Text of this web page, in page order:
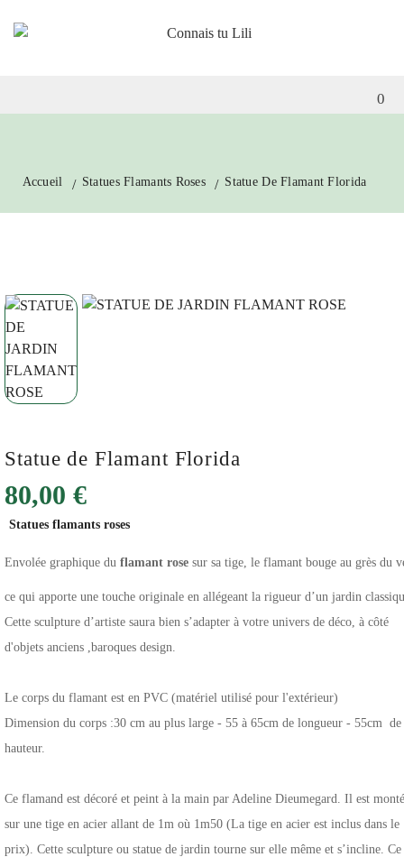
0
Accueil Statues Flamants Roses Statue De Flamant Florida
Statue de Flamant Florida
80,00 €
Statues flamants roses
Envolée graphique du flamant rose sur sa tige, le flamant bouge au grès du
ce qui apporte une touche originale en allégeant la rigueur d’un jardin
Cette sculpture d’artiste saura bien s’adapter à votre univers de déco, à côté
d'objets anciens ,baroques design.
Le corps du flamant est en PVC (matériel utilisé pour l'extérieur)
Dimension du corps :30 cm au plus large - 55 à 65cm de longueur - 55cm de
hauteur.
Ce flamand est décoré et peint à la main par Adeline Dieumegard. Il est monté
sur une tige en acier allant de 1m où 1m50 (La tige en acier est inclus dans le
prix). Cette sculpture ou statue de jardin tourne sur elle même et s’incline. Ce